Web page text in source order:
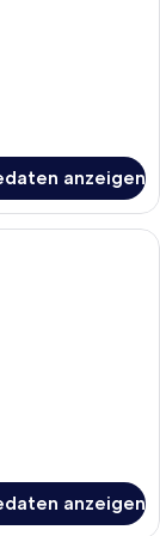
anzeigen
zwei weißen Stühlen
anzeigen